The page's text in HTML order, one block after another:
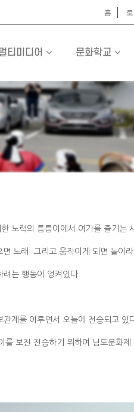
홈
티미디어 문화학교
노력의 틈틈이에서 여가를 즐기는
면 노래. 그리고 움직이게 되면 놀이라
는 행동이 엉켜있다.
계를 이루면서 오늘에 전승되고 있
를 보전 전승하기 위하여 남도문화제